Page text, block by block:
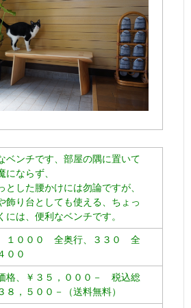
ベンチです、部屋の隅に置いて
にならず、
とした腰かけには勿論ですが、
飾り台としても使える、ちょっ
には、便利なベンチです。
１０００ 全奥行、３３０ 全
００
格、￥３５，０００－ 税込総
８，５００－（送料無料）